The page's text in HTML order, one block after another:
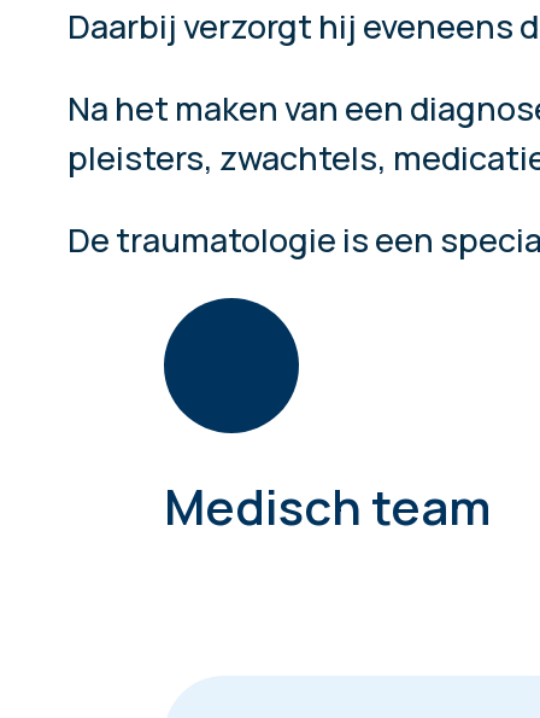
Daarbij verzorgt hij eveneens
Na het maken van een
pleisters, zwachtels,
De traumatologie is een
Medisch team